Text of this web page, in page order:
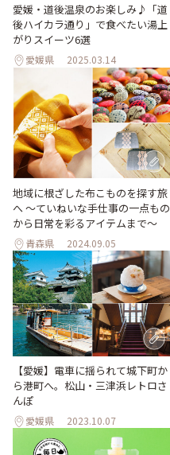
愛媛・道後温泉のお楽しみ♪「道
後ハイカラ通り」で食べたい湯上
がりスイーツ6選
愛媛県 2025.03.14
地域に根ざした布こものを探す旅
へ 〜ていねいな手仕事の一点もの
から日常を彩るアイテムまで〜
青森県 2024.09.05
【愛媛】電車に揺られて城下町か
ら港町へ。松山・三津浜レトロさ
んぽ
愛媛県 2023.10.07